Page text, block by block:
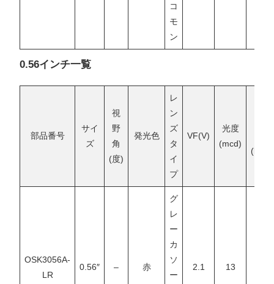
コ
モ
ン
0.56インチ一覧
部品番号
サイ
ズ
視
野
角
(度)
発光色
レ
ン
ズ
タ
イ
プ
VF(V)
光度
(mcd)
(lm)
OSK3056A-
LR
0.56″ – 赤
グ
レ
ー
カ
ソ
ー
2.1 13